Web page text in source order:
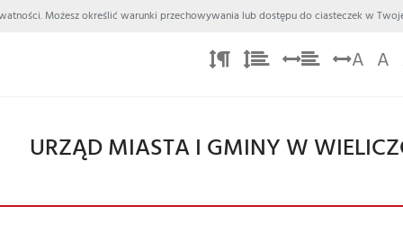
Możesz określić warunki przechowywania lub dostępu do ciasteczek w
A A
URZĄD MIASTA I GMINY W